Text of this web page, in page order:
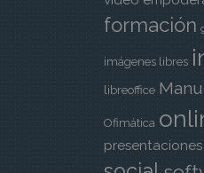
formación
imágenes libres
libreoffice
Ofimática
presentaciones